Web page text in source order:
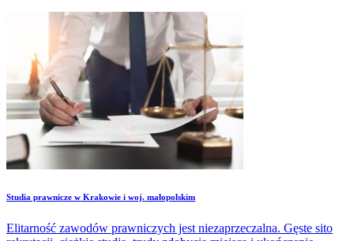
Studia prawnicze w Krakowie i woj. małopolskim
Elitarność zawodów prawniczych jest niezaprzeczalna. Gęste sito